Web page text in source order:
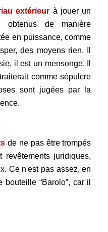
extérieur à jouer un
obtenus de manière
en puissance, comme
des moyens rien. Il
il est un mensonge. Il
comme sépulcre
sont jugées par la
de ne pas être trompés
juridiques,
Ce n'est pas assez, en
“Barolo”, car il